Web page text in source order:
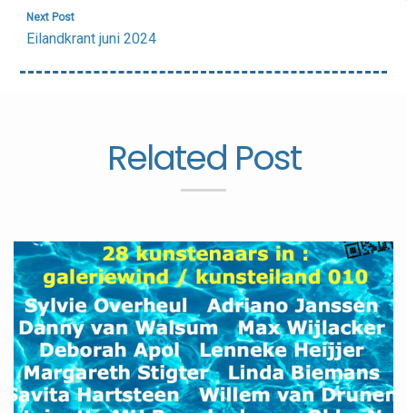
Next Post
Eilandkrant juni 2024
Related Post